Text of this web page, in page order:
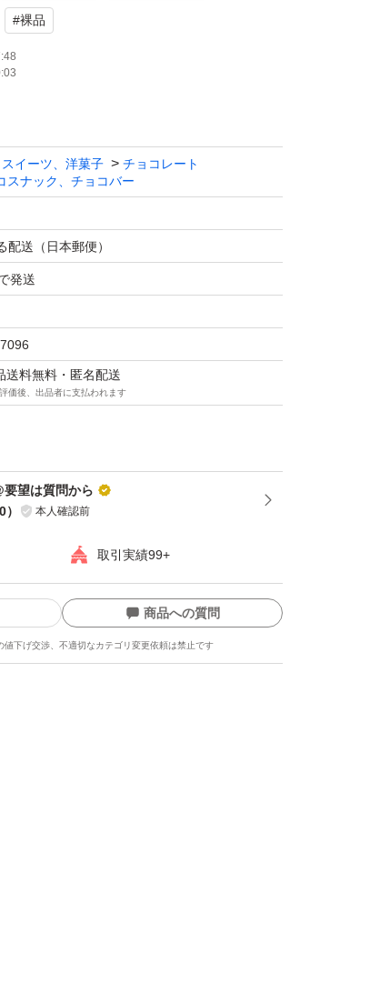
より値段が変動しますがご了承くださ
品する事があります。
には在庫ありません。
わせ、値下げ交渉、受け取り通知できな
#裸品
スイーツ、洋菓子
チョコレート
スナック、チョコバー
配送（日本郵便）
発送
送料無料・匿名配送
価後、出品者に支払われます
要望は質問から
） 本人確認前
取引実績99+
商品への質問
値下げ交渉、不適切なカテゴリ変更依頼は禁止です